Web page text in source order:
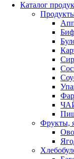
Каталог
Фрукты,